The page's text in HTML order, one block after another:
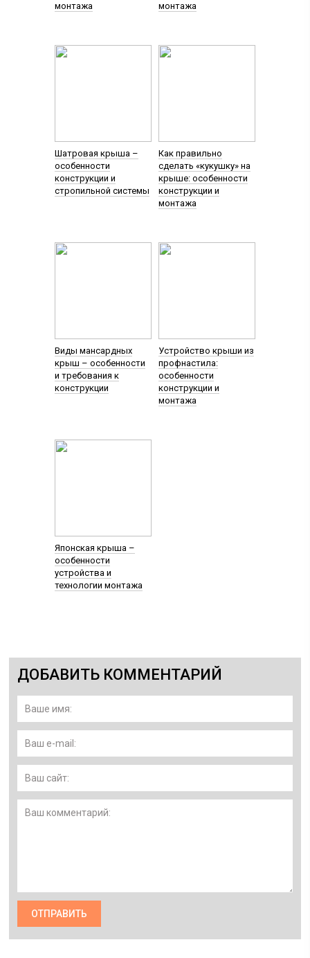
монтажа
монтажа
Шатровая крыша –
особенности
конструкции и
стропильной системы
Как правильно
сделать «кукушку» на
крыше: особенности
конструкции и
монтажа
Виды мансардных
крыш – особенности
и требования к
конструкции
Устройство крыши из
профнастила:
особенности
конструкции и
монтажа
Японская крыша –
особенности
устройства и
технологии монтажа
ДОБАВИТЬ КОММЕНТАРИЙ